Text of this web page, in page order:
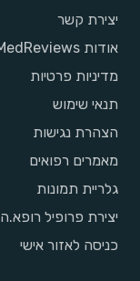
יצירת קשר
אודות MedReviews
מדיניות פרטיות
תנאי שימוש
הצהרת נגישות
מאמרים רפואים
גלריית תמונות
יצירת פרופיל רופא.ה
כניסה לאזור אישי